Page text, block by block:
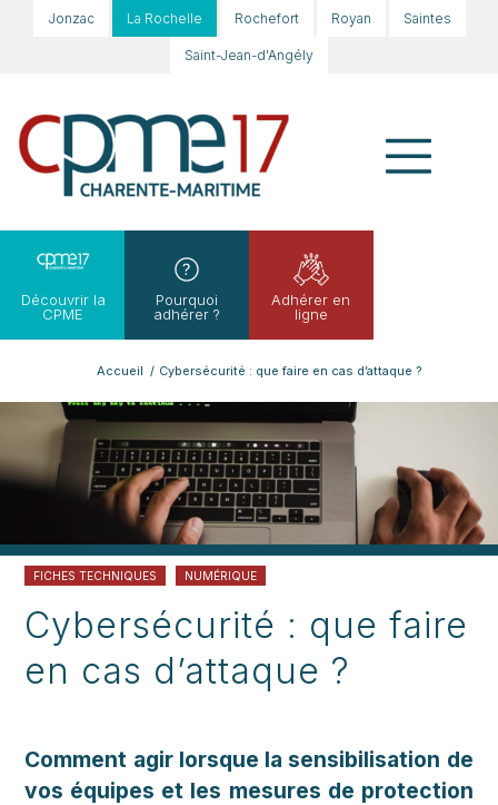
Jonzac La Rochelle Rochefort Royan Saintes
Saint-Jean-d'Angély
Découvrir la
CPME
Pourquoi
adhérer ?
Adhérer en
ligne
Accueil / Cybersécurité : que faire en cas d’attaque ?
FICHES TECHNIQUES NUMÉRIQUE
Cybersécurité : que faire
en cas d’attaque ?
Comment agir lorsque la sensibilisation de
vos équipes et les mesures de protection